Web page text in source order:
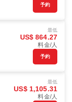
予約
最低
US$ 864.27
料金/人
予約
最低
US$ 1,105.31
料金/人